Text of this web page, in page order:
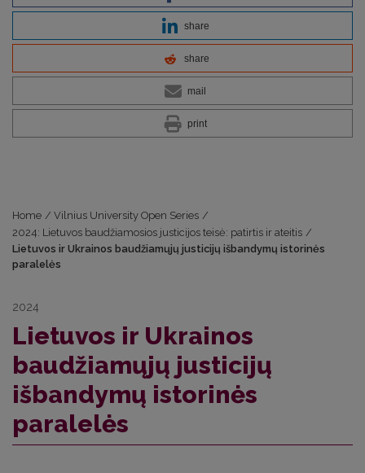
share
share
mail
print
Home / Vilnius University Open Series /
2024: Lietuvos baudžiamosios justicijos teisė: patirtis ir ateitis /
Lietuvos ir Ukrainos baudžiamųjų justicijų išbandymų istorinės
paralelės
2024
Lietuvos ir Ukrainos
baudžiamųjų justicijų
išbandymų istorinės
paralelės